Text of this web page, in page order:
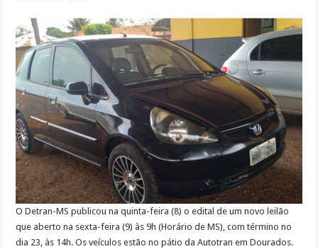
O Detran-MS publicou na quinta-feira (8) o edital de um novo leilão
que aberto na sexta-feira (9) às 9h (Horário de MS), com término no
dia 23, às 14h. Os veículos estão no pátio da Autotran em Dourados.